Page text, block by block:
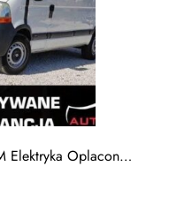
Elektryka Oplacon…